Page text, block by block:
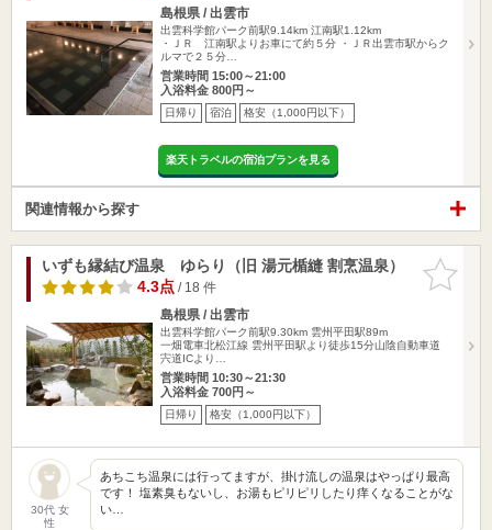
島根県 / 出雲市
出雲科学館パーク前駅9.14km 江南駅1.12km
・ＪＲ 江南駅よりお車にて約５分 ・ＪＲ出雲市駅からク
ルマで２５分…
営業時間 15:00～21:00
入浴料金 800円～
日帰り 宿泊 格安（1,000円以下）
楽天トラベルの宿泊プランを見る
関連情報から探す
お気に入
りに追加
いずも縁結び温泉 ゆらり（旧 湯元楯縫 割烹温泉）
4.3点/ 18 件
島根県 / 出雲市
出雲科学館パーク前駅9.30km 雲州平田駅89m
一畑電車北松江線 雲州平田駅より徒歩15分山陰自動車道
宍道ICより…
営業時間 10:30～21:30
入浴料金 700円～
日帰り 格安（1,000円以下）
30代 女
性
あちこち温泉には行ってますが、掛け流しの温泉はやっぱり最高
です！ 塩素臭もないし、お湯もピリピリしたり痒くなることがな
い…